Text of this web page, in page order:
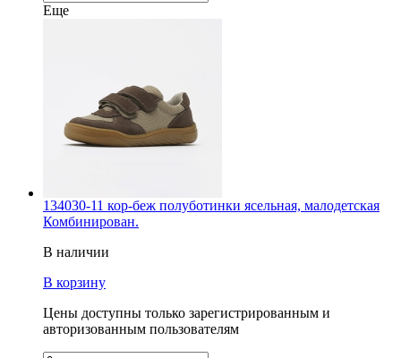
Еще
134030-11 кор-беж полуботинки ясельная, малодетская
Комбинирован.
В наличии
В корзину
Цены доступны только зарегистрированным и
авторизованным пользователям